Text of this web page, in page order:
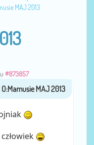
MAJ 2013
#873857